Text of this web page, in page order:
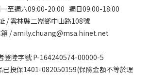
至週六09:00-20:00 週日09:00-18:00
/ 雲林縣二崙鄉中山路108號
/ amily.chuang@msa.hinet.net
登陸字號 P-164240574-00000-5
已投保1401-082050159(保險金額不等於理